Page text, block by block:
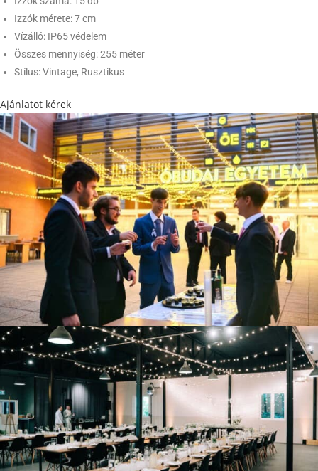
Izzók mérete: 7 cm
Vízálló: IP65 védelem
Összes mennyiség: 255 méter
Stílus: Vintage, Rusztikus
Ajánlatot kérek